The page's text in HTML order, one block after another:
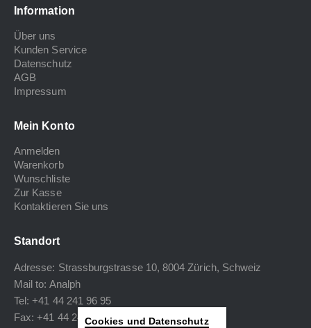
Information
Über uns
Kunden Service
Datenschutz
AGB
Impressum
Mein Konto
Anmelden
Warenkorb
Wunschliste
Zur Kasse
Kontaktieren Sie uns
Standort
Adresse: Strassburgstrasse 10, 8004 Zürich, Schweiz
Mail to: Analph
Tel: +41 44 241 96 95
Fax: +41 44 240 34 40Cookies und Datenschutz